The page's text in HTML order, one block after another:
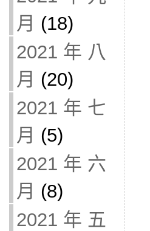
月 (18)
2021 年 八
月 (20)
2021 年 七
月 (5)
2021 年 六
月 (8)
2021 年 五